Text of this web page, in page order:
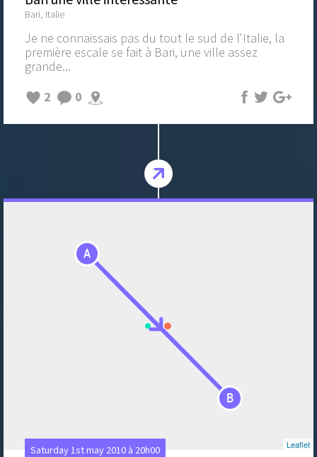
Bari, Italie
Je ne connaissais pas du tout le sud de l'Italie, la
première escale se fait à Bari, une ville assez
grande...
2
0
A
B
Leaflet
Saturday 1st may 2010 à 20h00